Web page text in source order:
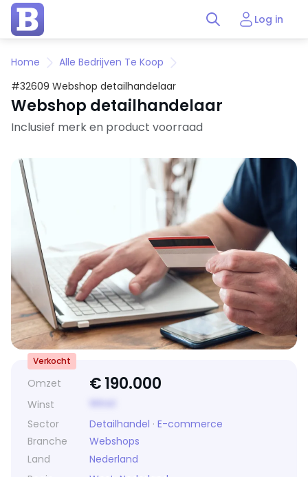
Log in
Home
Alle Bedrijven Te Koop
#32609 Webshop detailhandelaar
Webshop detailhandelaar
Inclusief merk en product voorraad
Omzet €190.000
Winst
Sector
Detailhandel · E-commerce
Branche
Webshops
Land
Nederland
Verkocht